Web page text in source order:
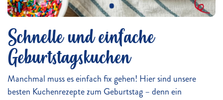
Schnelle und einfache
Geburtstagskuchen
Manchmal muss es einfach fix gehen! Hier sind unsere
besten Kuchenrezepte zum Geburtstag – denn ein